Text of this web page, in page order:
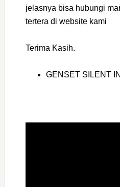
jelasnya bisa hubungi
tertera di website kami
Terima Kasih.
GENSET SILENT